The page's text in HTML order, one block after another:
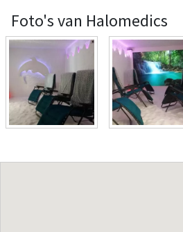
Foto's van Halomedics